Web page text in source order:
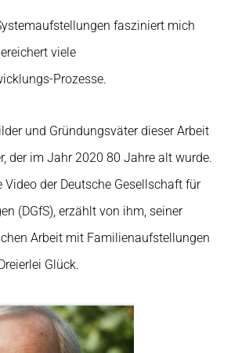
fasziniert mich
viele
Prozesse.
und Gründungsväter dieser Arbeit
der im Jahr 2020 80 Jahre alt wurde.
Video der Deutsche Gesellschaft für
(DGfS), erzählt von ihm, seiner
Arbeit mit Familienaufstellungen
Glück.